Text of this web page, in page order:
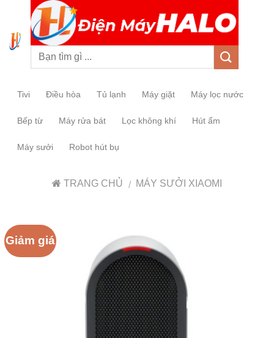
Tivi Điều hòa Tủ lạnh Máy giặt Máy lọc nước
Bếp từ Máy rửa bát Lọc không khí Hút ẩm
Máy sưởi Robot hút bụ
TRANG CHỦ / MÁY SƯỞI XIAOMI
Giảm giá